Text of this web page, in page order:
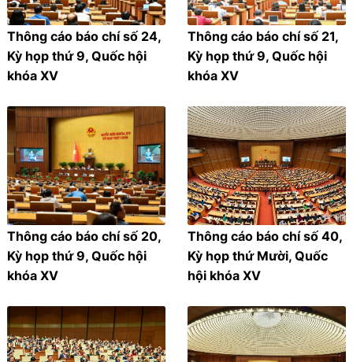
Thông cáo báo chí số 24,
Kỳ họp thứ 9, Quốc hội
khóa XV
Thông cáo báo chí số 21,
Kỳ họp thứ 9, Quốc hội
khóa XV
Thông cáo báo chí số 20,
Kỳ họp thứ 9, Quốc hội
khóa XV
Thông cáo báo chí số 40,
Kỳ họp thứ Mười, Quốc
hội khóa XV